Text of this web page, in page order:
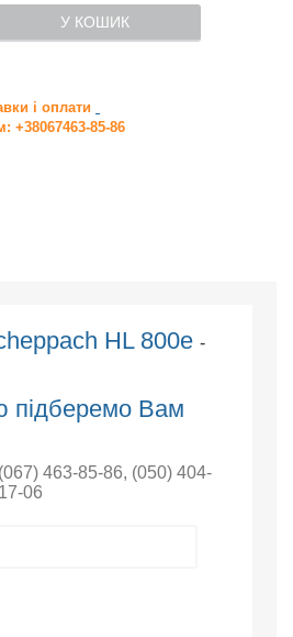
У КОШИК
і оплати
+38067463-85-86
HL 800e -
підберемо Вам
(067) 463-85-86, (050) 404-
06